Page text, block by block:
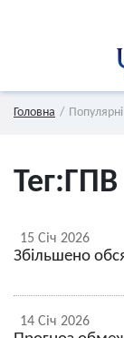
Головна
Тег:ГПВ
15 Січ 2026
Збільшено
14 Січ 2026